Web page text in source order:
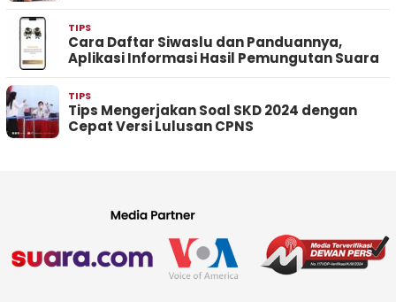
TIPS
Cara Daftar Siwaslu dan Panduannya,
Aplikasi Informasi Hasil Pemungutan Suara
TIPS
Tips Mengerjakan Soal SKD 2024 dengan
Cepat Versi Lulusan CPNS